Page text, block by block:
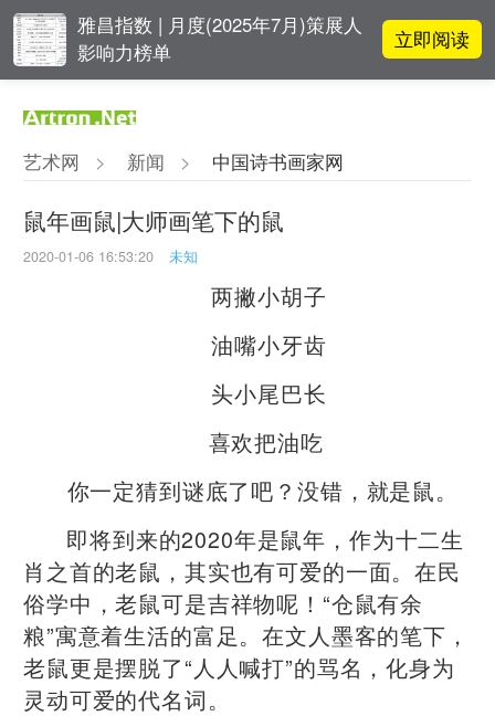
雅昌指数 | 月度(2025年7月)策展人
影响力榜单
立即阅读
粤籍留美艺术家
OCAT上海馆：参与构建上海艺术生
态的十年
春雨斋主人房茂梁：“好运气”的90
艺术网 > 新闻 > 中国诗书画家网
鼠年画鼠|大师画笔下的鼠
2020-01-06 16:53:20 未知
两撇小胡子
油嘴小牙齿
头小尾巴长
喜欢把油吃
你一定猜到谜底了吧？没错，就是鼠。
即将到来的2020年是鼠年，作为十二生
肖之首的老鼠，其实也有可爱的一面。在民
俗学中，老鼠可是吉祥物呢！“仓鼠有余
粮”寓意着生活的富足。在文人墨客的笔下，
老鼠更是摆脱了“人人喊打”的骂名，化身为
灵动可爱的代名词。